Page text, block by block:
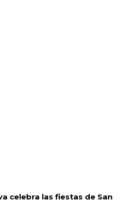
celebra las fiestas de San